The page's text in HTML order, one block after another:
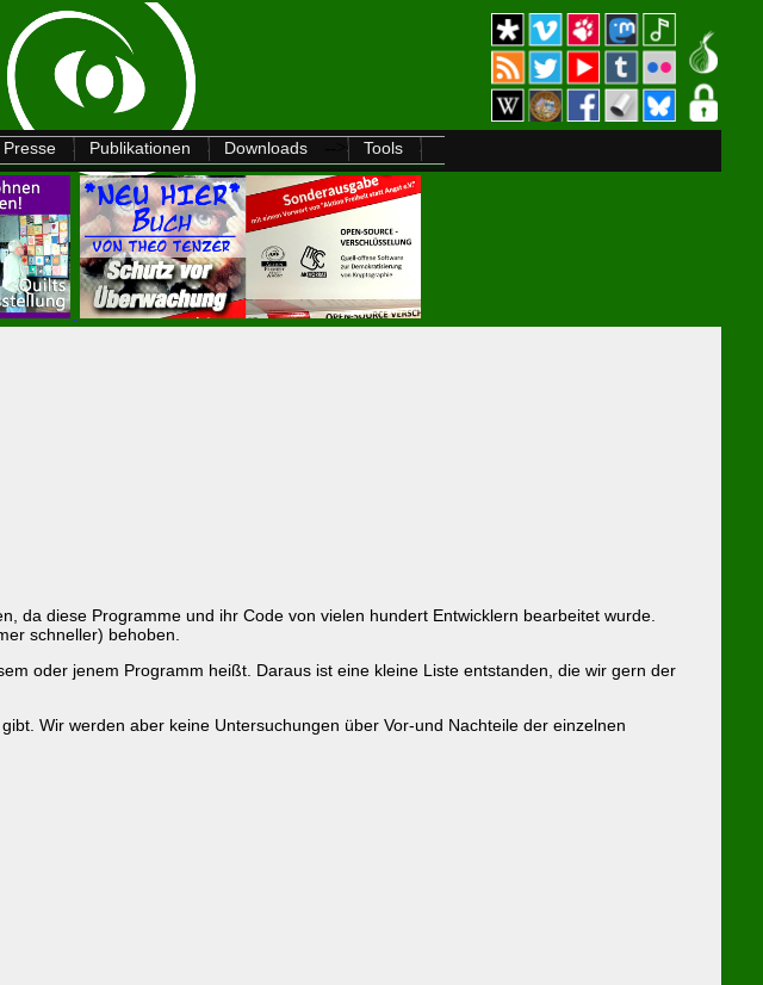
Presse Publikationen Downloads Tools
da diese Programme und ihr Code von vielen hundert Entwicklern bearbeitet wurde.
schneller) behoben.
oder jenem Programm heißt. Daraus ist eine kleine Liste entstanden, die wir gern der
Wir werden aber keine Untersuchungen über Vor-und Nachteile der einzelnen